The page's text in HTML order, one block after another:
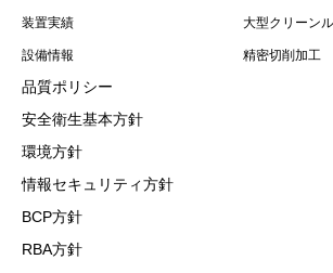
装置実績
設備情報
品質ポリシー
安全衛生基本方針
環境方針
情報セキュリティ方針
BCP方針
RBA方針
大型クリーン
精密切削加工